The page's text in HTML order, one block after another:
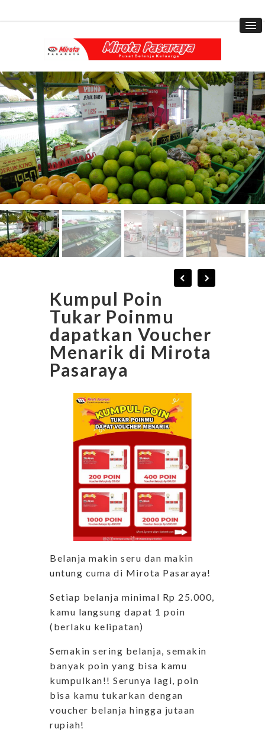
Kumpul Poin
Tukar Poinmu
dapatkan Voucher
Menarik di Mirota
Pasaraya
Belanja makin seru dan makin
untung cuma di Mirota Pasaraya!
Setiap belanja minimal Rp 25.000,
kamu langsung dapat 1 poin
(berlaku kelipatan)
Semakin sering belanja, semakin
banyak poin yang bisa kamu
kumpulkan!! Serunya lagi, poin
bisa kamu tukarkan dengan
voucher belanja hingga jutaan
rupiah!